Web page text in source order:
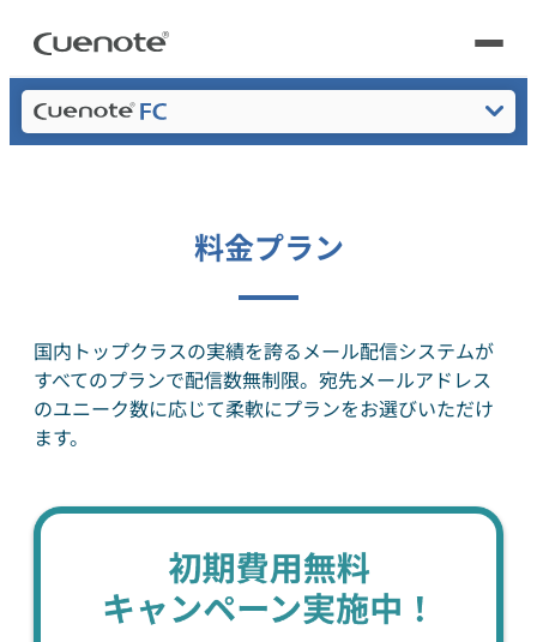
メールリレーサーバー
kintone（キントーン）メール配信
認証サービス
トップ
コストを抑える
組織的に管理
セミナー
ブログ・各種資料トップ
マーケティングブログ
資料請求・お問い合わせ
無料トライアル
セキュリティ
よくある質問
Cuenoteメール配信システム・メルマガ配信サービス
料金プラン
国内トップクラスの実績を誇るメール配信システムが
すべてのプランで配信数無制限。 宛先メールアドレス
のユニーク数に応じて柔軟にプランをお選びいただけ
ます。